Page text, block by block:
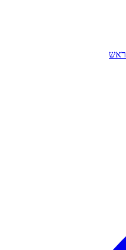
ראש